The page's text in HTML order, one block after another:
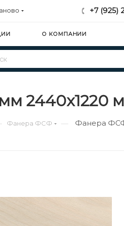
+7 (925)
О КОМПАНИИ
2440х1220
Фанера ФСФ — Фанера ФСФ